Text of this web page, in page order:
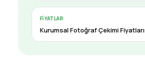
FIYATLAR
Kurumsal Fotoğraf Çekimi Fiyatları